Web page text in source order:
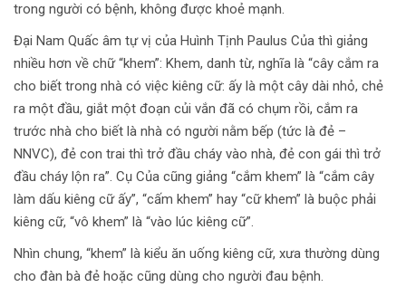
trong người có bệnh, không được khoẻ mạnh.
Đại Nam Quấc âm tự vị của Huình Tịnh Paulus Của thì giảng
nhiều hơn về chữ “khem”: Khem, danh từ, nghĩa là “cây cắm ra
cho biết trong nhà có việc kiêng cữ: ấy là một cây dài nhỏ, chẻ
ra một đầu, giắt một đoạn củi vắn đã có chụm rồi, cắm ra
trước nhà cho biết là nhà có người nằm bếp (tức là đẻ –
NNVC), đẻ con trai thì trở đầu cháy vào nhà, đẻ con gái thì trở
đầu cháy lộn ra”. Cụ Của cũng giảng “cắm khem” là “cắm cây
làm dấu kiêng cữ ấy”, “cấm khem” hay “cữ khem” là buộc phải
kiêng cữ, “vô khem” là “vào lúc kiêng cữ”.
Nhìn chung, “khem” là kiểu ăn uống kiêng cữ, xưa thường dùng
cho đàn bà đẻ hoặc cũng dùng cho người đau bệnh.